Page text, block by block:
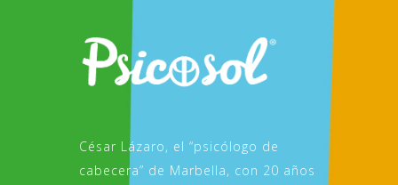
César Lázaro, el “psicólogo de
cabecera” de Marbella, con 20 años